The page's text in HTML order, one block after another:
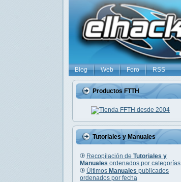
Blog Web Foro RSS
Productos FTTH
Tutoriales y Manuales
Recopilación de Tutoriales y
Manuales ordenados por categorías
Últimos Manuales publicados
ordenados por fecha